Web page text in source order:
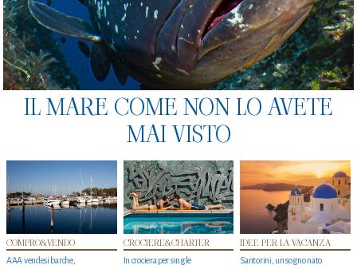
IL MARE COME NON LO AVETE
MAI VISTO
COMPRO&VENDO
AAA vendesi barche,
CROCIERE&CHARTER
In crociera per single
IDEE PER LA VACANZA
Santorini, un sogno nato